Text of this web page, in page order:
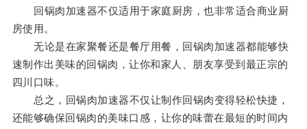
回锅肉加速器不仅适用于家庭厨房，也非常适合商业厨
房使用。
无论是在家聚餐还是餐厅用餐，回锅肉加速器都能够快
速制作出美味的回锅肉，让你和家人、朋友享受到最正宗的
四川口味。
总之，回锅肉加速器不仅让制作回锅肉变得轻松快捷，
还能够确保回锅肉的美味口感，让你的味蕾在最短的时间内